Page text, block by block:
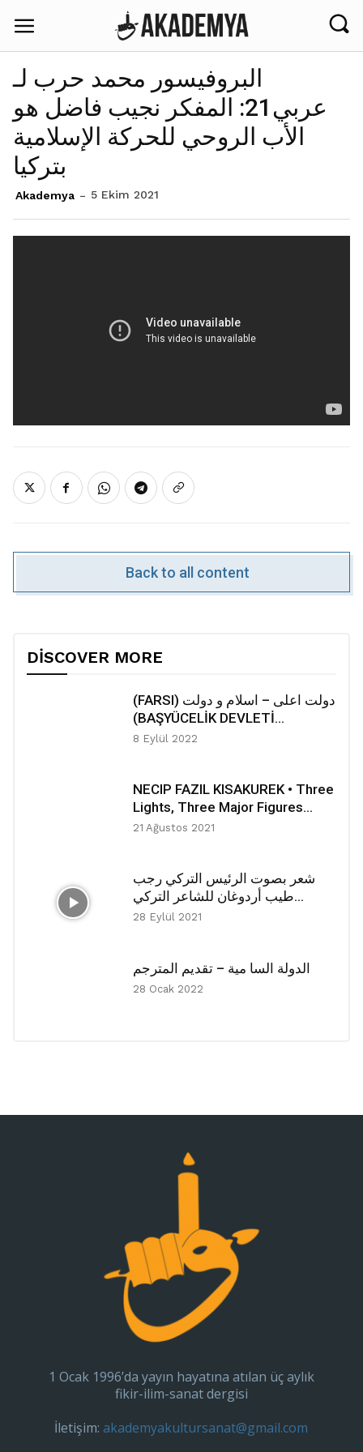
البروفيسور محمد حرب لـ
عربي21: المفكر نجيب فاضل هو
الأب الروحي للحركة الإسلامية
بتركيا
Akademya 5 Ekim 2021
Back to all content
DISCOVER MORE
(FARSI) دولت اعلی – اسلام و دولت
(BAŞYÜCELİK DEVLETİ...
8 Eylül 2022
NECIP FAZIL KISAKUREK • Three
Lights, Three Major Figures...
21 Ağustos 2021
شعر بصوت الرئيس التركي رجب
طيب أردوغان للشاعر التركي...
28 Eylül 2021
الدولة السا مية – تقديم المترجم
28 Ocak 2022
1 Ocak 1996’da yayın hayatına atılan üç aylık
fikir-ilim-sanat dergisi
İletişim:akademyakultursanat@gmail.com